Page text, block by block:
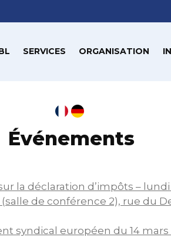
SERVICES ORGANISATION
Événements
la déclaration d’impôts – lundi
(salle de conférence 2), rue du
syndical européen du 14 mars